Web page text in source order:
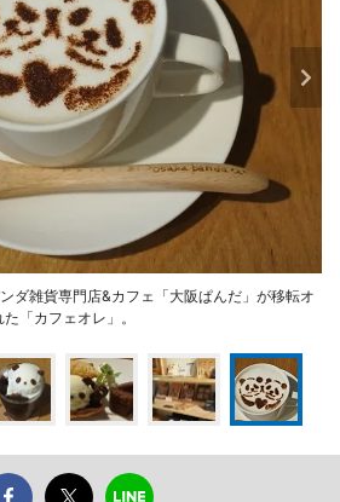
ダ雑貨専門店&カフェ「大阪ぱんだ」が移転オ
「カフェオレ」。